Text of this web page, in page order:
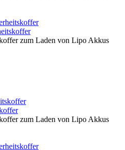
zum Laden von Lipo Akkus
zum Laden von Lipo Akkus